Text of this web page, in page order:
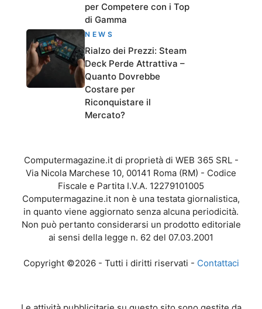
per Competere con i Top
di Gamma
NEWS
Rialzo dei Prezzi: Steam
Deck Perde Attrattiva –
Quanto Dovrebbe
Costare per
Riconquistare il
Mercato?
Computermagazine.it di proprietà di WEB 365 SRL -
Via Nicola Marchese 10, 00141 Roma (RM) - Codice
Fiscale e Partita I.V.A. 12279101005
Computermagazine.it non è una testata giornalistica,
in quanto viene aggiornato senza alcuna periodicità.
Non può pertanto considerarsi un prodotto editoriale
ai sensi della legge n. 62 del 07.03.2001
Copyright ©2026 - Tutti i diritti riservati - Contattaci